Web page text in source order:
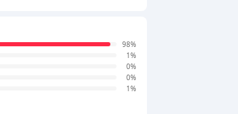
98%
1%
0%
0%
1%